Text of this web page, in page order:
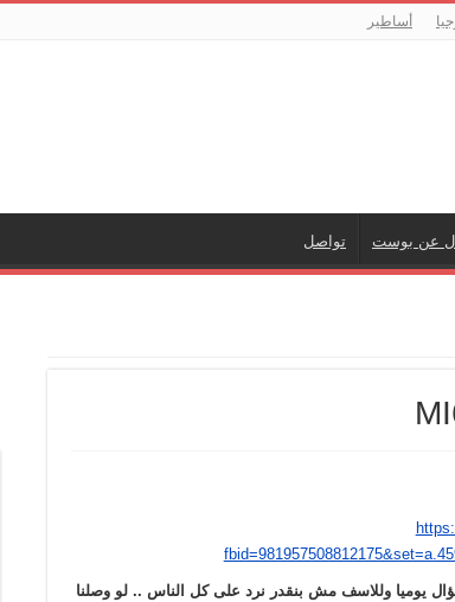
أساطير
عن بوست تواصل
العلم اننا بيوصلنا حوالي 40 سؤال يوميا وللاسف مش بنقدر نرد على كل الناس .. لو وصلنا